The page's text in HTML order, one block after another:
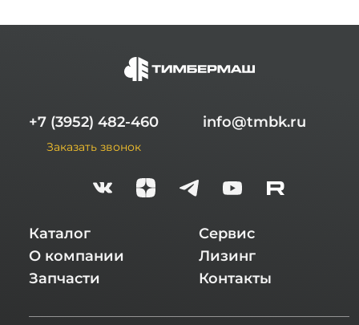
+7 (3952) 482-460
Заказать звонок
info@tmbk.ru
Каталог
О компании
Запчасти
Сервис
Лизинг
Контакты